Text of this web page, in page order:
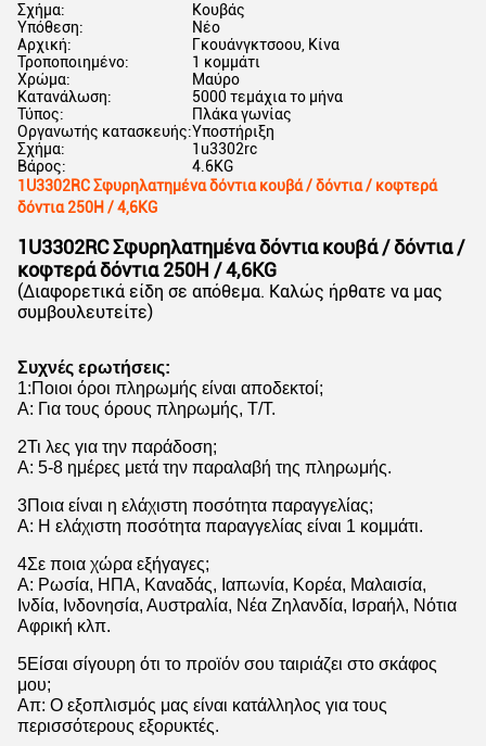
Σχήμα:
Κουβάς
Υπόθεση:
Νέο
Αρχική:
Γκουάνγκτσοου, Κίνα
Τροποποιημένο:
1 κομμάτι
Χρώμα:
Μαύρο
Κατανάλωση:
5000 τεμάχια το μήνα
Τύπος:
Πλάκα γωνίας
Οργανωτής κατασκευής:Υποστήριξη
Σχήμα:
1u3302rc
Βάρος:
4.6KG
1U3302RC Σφυρηλατημένα δόντια κουβά / δόντια / κοφτερά
δόντια 250H / 4,6KG
1U3302RC Σφυρηλατημένα δόντια κουβά / δόντια /
κοφτερά δόντια 250H / 4,6KG
(Διαφορετικά είδη σε απόθεμα. Καλώς ήρθατε να μας
συμβουλευτείτε)
Συχνές ερωτήσεις:
1:Ποιοι όροι πληρωμής είναι αποδεκτοί;
Α: Για τους όρους πληρωμής, T/T.
2Τι λες για την παράδοση;
Α: 5-8 ημέρες μετά την παραλαβή της πληρωμής.
3Ποια είναι η ελάχιστη ποσότητα παραγγελίας;
Α: Η ελάχιστη ποσότητα παραγγελίας είναι 1 κομμάτι.
4Σε ποια χώρα εξήγαγες;
Α: Ρωσία, ΗΠΑ, Καναδάς, Ιαπωνία, Κορέα, Μαλαισία,
Ινδία, Ινδονησία, Αυστραλία, Νέα Ζηλανδία, Ισραήλ, Νότια
Αφρική κλπ.
5Είσαι σίγουρη ότι το προϊόν σου ταιριάζει στο σκάφος
μου;
Απ: Ο εξοπλισμός μας είναι κατάλληλος για τους
περισσότερους εξορυκτές.